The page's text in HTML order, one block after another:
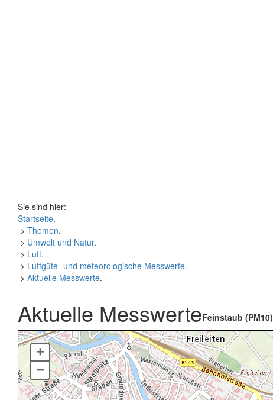
Sie sind hier:
Startseite.
> Themen.
> Umwelt und Natur.
> Luft.
> Luftgüte- und meteorologische Messwerte.
> Aktuelle Messwerte.
Aktuelle MesswerteFeinstaub (PM10)
+
–